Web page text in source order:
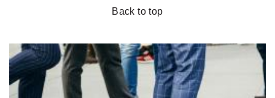
Back to top